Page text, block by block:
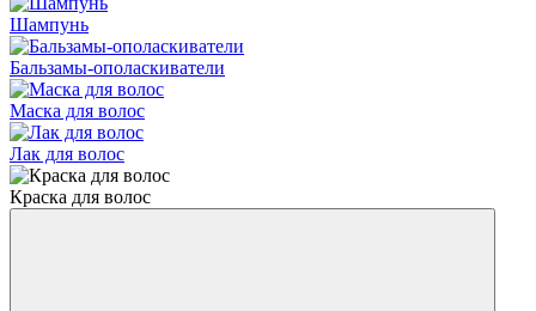
Шампунь
Бальзамы-ополаскиватели
Маска для волос
Лак для волос
Краска для волос